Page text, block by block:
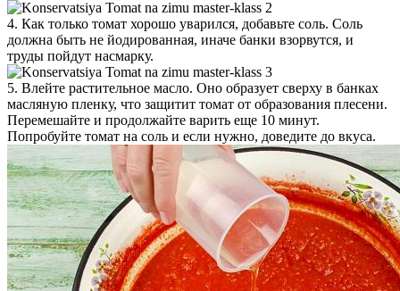
4. Как только томат хорошо уварился, добавьте соль. Соль
должна быть не йодированная, иначе банки взорвутся, и
труды пойдут насмарку.
5. Влейте растительное масло. Оно образует сверху в банках
масляную пленку, что защитит томат от образования плесени.
Перемешайте и продолжайте варить еще 10 минут.
Попробуйте томат на соль и если нужно, доведите до вкуса.